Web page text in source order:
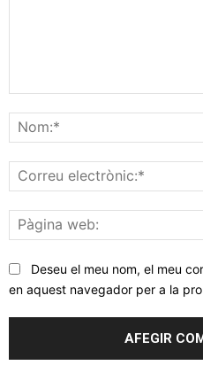
Deseu el meu nom, el meu
en aquest navegador per a la